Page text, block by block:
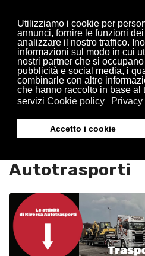
Utilizziamo i cookie per
annunci, fornire le funzioni
analizzare il nostro traffico.
informazioni sul modo in cui
nostri partner che si
pubblicità e social media, i
combinarle con altre
che hanno raccolto in base al
servizi Cookie policy
Accetto i cookie
Trasporti Con
Autotrasporti